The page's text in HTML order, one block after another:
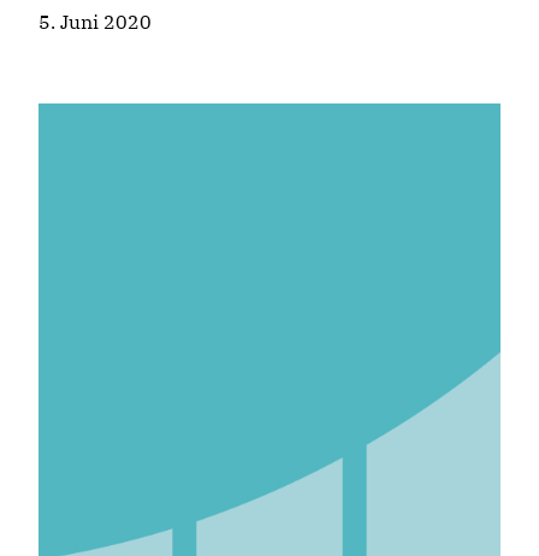
5. Juni 2020